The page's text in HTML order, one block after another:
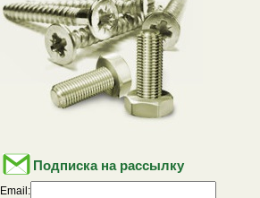
Подписка на рассылку
Email: